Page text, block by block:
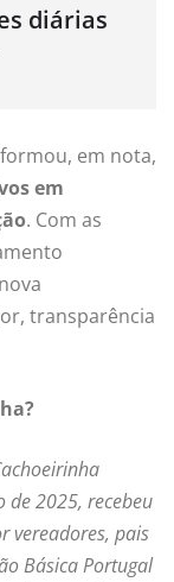
diárias
em nota,
em
. Com as
transparência
de 2025, recebeu
vereadores, pais
Básica Portugal